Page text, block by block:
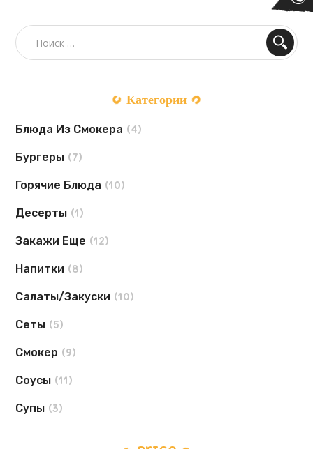
Категории
Блюда Из Смокера (4)
Бургеры (7)
Горячие Блюда (10)
Десерты (1)
Закажи Еще (12)
Напитки (8)
Салаты/Закуски (10)
Сеты (5)
Смокер (9)
Соусы (11)
Супы (3)